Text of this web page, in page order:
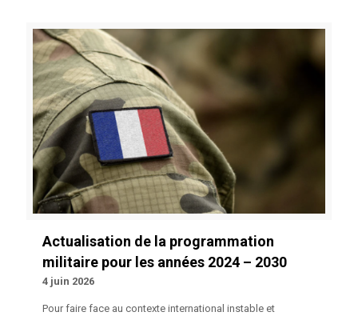
Actualisation de la programmation
militaire pour les années 2024 – 2030
4 juin 2026
Pour faire face au contexte international instable et